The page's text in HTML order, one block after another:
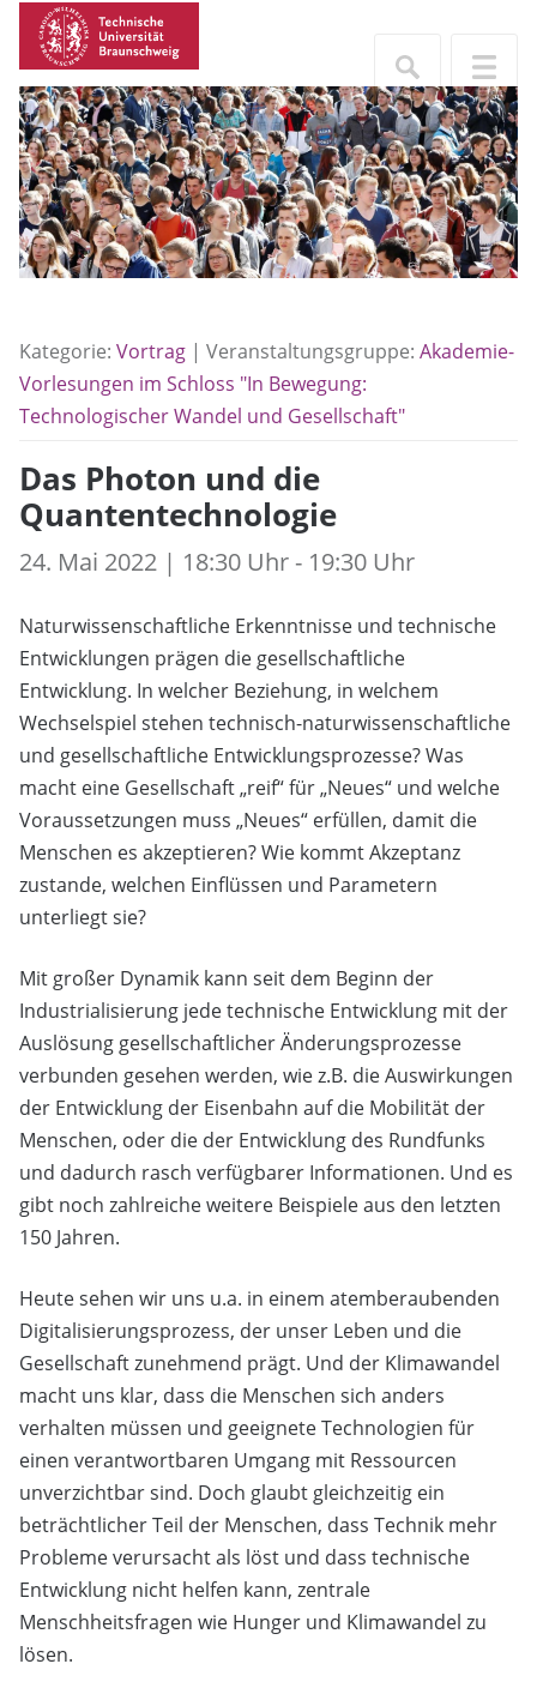
Kategorie: Vortrag | Veranstaltungsgruppe: Akademie-
Vorlesungen im Schloss "In Bewegung:
Technologischer Wandel und Gesellschaft"
Das Photon und die
Quantentechnologie
24. Mai 2022 | 18:30 Uhr - 19:30 Uhr
Naturwissenschaftliche Erkenntnisse und technische
Entwicklungen prägen die gesellschaftliche
Entwicklung. In welcher Beziehung, in welchem
Wechselspiel stehen technisch-naturwissenschaftliche
und gesellschaftliche Entwicklungsprozesse? Was
macht eine Gesellschaft „reif“ für „Neues“ und welche
Voraussetzungen muss „Neues“ erfüllen, damit die
Menschen es akzeptieren? Wie kommt Akzeptanz
zustande, welchen Einflüssen und Parametern
unterliegt sie?
Mit großer Dynamik kann seit dem Beginn der
Industrialisierung jede technische Entwicklung mit der
Auslösung gesellschaftlicher Änderungsprozesse
verbunden gesehen werden, wie z.B. die Auswirkungen
der Entwicklung der Eisenbahn auf die Mobilität der
Menschen, oder die der Entwicklung des Rundfunks
und dadurch rasch verfügbarer Informationen. Und es
gibt noch zahlreiche weitere Beispiele aus den letzten
150 Jahren.
Heute sehen wir uns u.a. in einem atemberaubenden
Digitalisierungsprozess, der unser Leben und die
Gesellschaft zunehmend prägt. Und der Klimawandel
macht uns klar, dass die Menschen sich anders
verhalten müssen und geeignete Technologien für
einen verantwortbaren Umgang mit Ressourcen
unverzichtbar sind. Doch glaubt gleichzeitig ein
beträchtlicher Teil der Menschen, dass Technik mehr
Probleme verursacht als löst und dass technische
Entwicklung nicht helfen kann, zentrale
Menschheitsfragen wie Hunger und Klimawandel zu
lösen.